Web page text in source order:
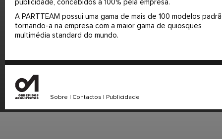
publicidade, concebidos a 100% pela empresa.
A PARTTEAM possui uma gama de mais de 100 modelos
tornando-a na empresa com a maior gama de quiosques
multimédia standard do mundo.
Sobre Contactos Publicidade